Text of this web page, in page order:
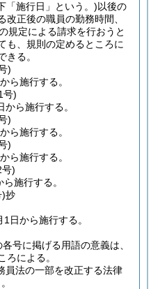
「施行日」という。)以後の
改正後の職員の勤務時間、
規定による請求を行おうと
も、規則の定めるところに
きる。
)
ら施行する。
号)
ら施行する。
)
ら施行する。
)
ら施行する。
)
施行する。
)抄
日から施行する。
号に掲げる用語の意義は、
ろによる。
法の一部を改正する法律